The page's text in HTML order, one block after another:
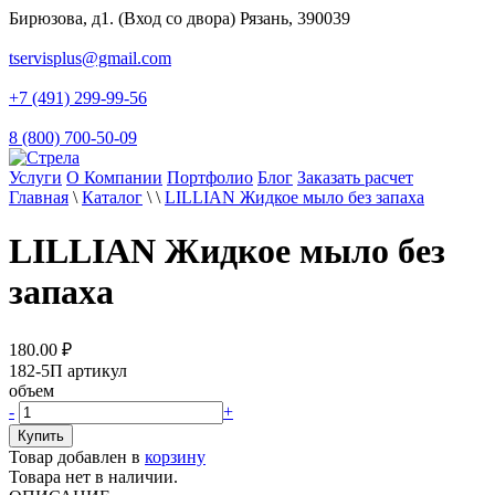
Бирюзова, д1. (Вход со двора) Рязань, 390039
tservisplus@gmail.com
+7 (491) 299-99-56
8 (800) 700-50-09
Услуги О Компании Портфолио Блог Заказать расчет
Главная \ Каталог \ \ LILLIAN Жидкое мыло без запаха
LILLIAN Жидкое мыло без
запаха
180.00 ₽
182-5П артикул
объем
-
+
Товар добавлен в корзину
Товара нет в наличии.